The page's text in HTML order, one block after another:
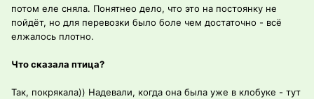
потом еле сняла. Понятнео дело, что это на постоянку не
пойдёт, но для перевозки было боле чем достаточно - всё
елжалось плотно.
Что сказала птица?
Так, покрякала)) Надевали, когда она была уже в клобуке - тут